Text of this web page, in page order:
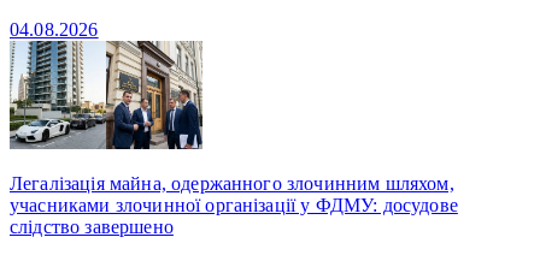
04.08.2026
Легалізація майна, одержанного злочинним шляхом,
учасниками злочинної організації у ФДМУ: досудове
слідство завершено